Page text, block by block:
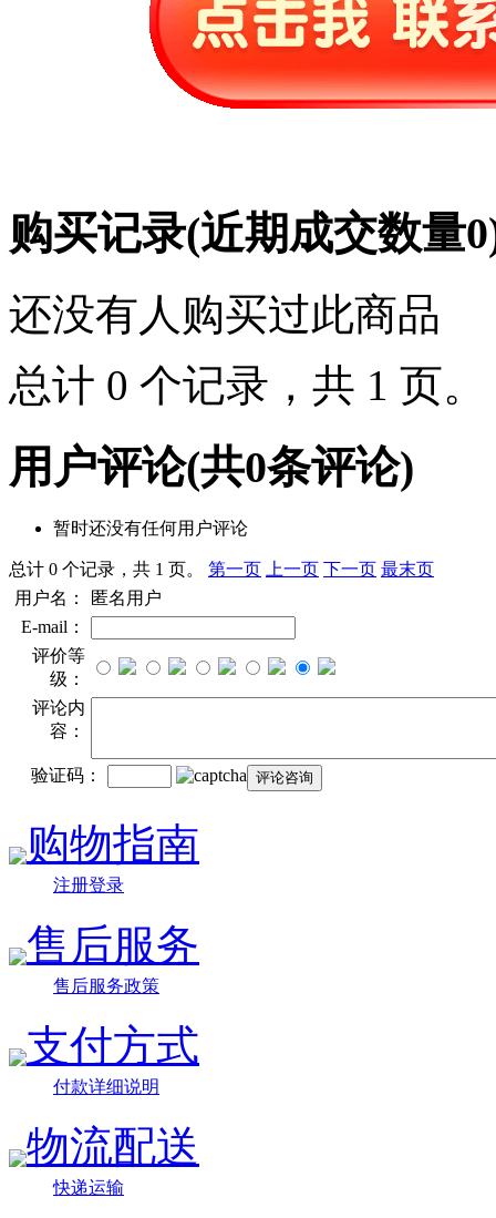
购买记录(近期成交数量0
还没有人购买过此商品
总计 0 个记录，共 1 页。
用户评论(共0条评论)
暂时还没有任何用户评论
总计 0 个记录，共 1 页。 第一页 上一页 下一页 最末页
用户名：
匿名用户
E-mail：
评价等
级：
评论内
容：
验证码：
购物指南
注册登录
售后服务
售后服务政策
支付方式
付款详细说明
物流配送
快递运输